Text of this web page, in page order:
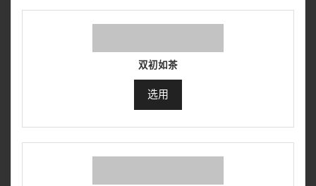
双初如茶
选用